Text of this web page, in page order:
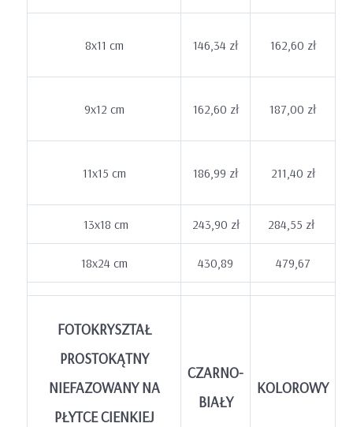
8x11 cm 146,34 zł 162,60 zł
9x12 cm 162,60 zł 187,00 zł
11x15 cm 186,99 zł 211,40 zł
13x18 cm 243,90 zł 284,55 zł
18x24 cm 430,89 479,67
FOTOKRYSZTAŁ
PROSTOKĄTNY
NIEFAZOWANY NA
PŁYTCE CIENKIEJ
CZARNO-
BIAŁY
KOLOROWY